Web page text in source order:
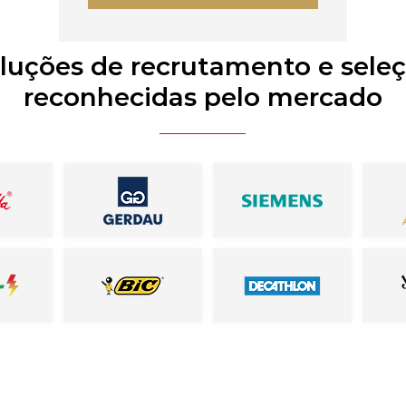
de recrutamento e
reconhecidas pelo mercado